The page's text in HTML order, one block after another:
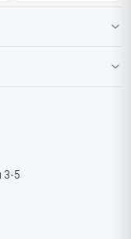
3-5